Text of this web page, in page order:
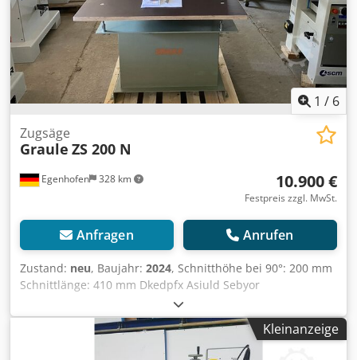
1 / 6
Egenhofen 328 km
Zugsäge
Graule ZS 200 N
10.900 €
Festpreis zzgl. MwSt.
Anfragen Anrufen
Zustand: neu, Baujahr: 2024, Schnitthöhe bei 90°: 200 mm
Schnittlänge: 410 mm Dkedpfx Asiuld Sebyor
Gehrungsbereich horizontal: 45° - 90° - 25°
Gehrungsbereich vertikal: 60° - 90° -30° Rollenbahn /
Auflagetisch: nein Sägeblattdurchmesser: 520 mm
Drehzahl: 2800U/min Motorleistung: 5 kW Motorbremse: ja
Kleinanzeige